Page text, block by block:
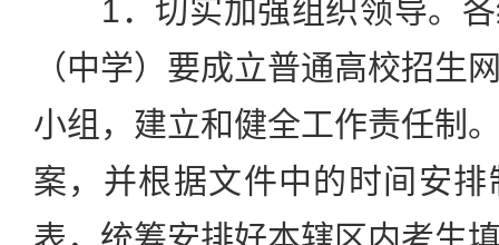
1．切实加强组织领导。各
（中学）要成立普通高校招生
小组，建立和健全工作责任制
案，并根据文件中的时间安